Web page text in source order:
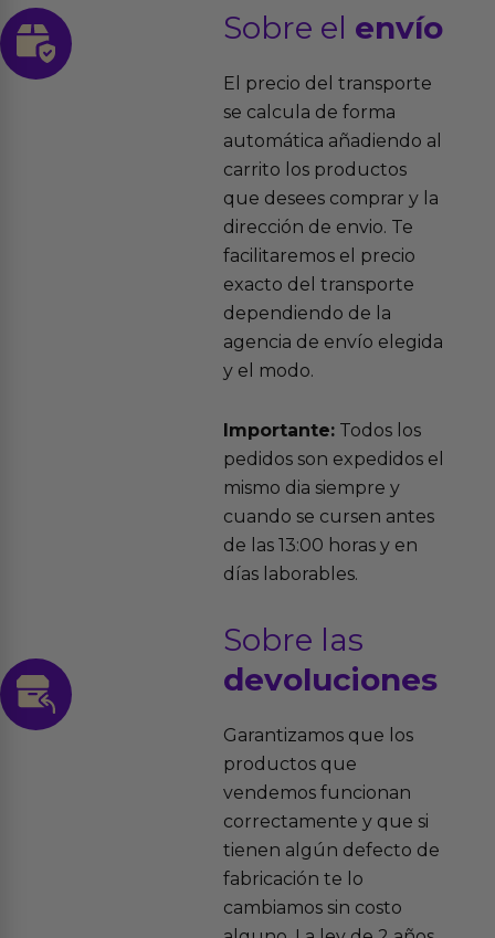
Sobre el envío
El precio del transporte
se calcula de forma
automática añadiendo al
carrito los productos
que desees comprar y la
dirección de envio. Te
facilitaremos el precio
exacto del transporte
dependiendo de la
agencia de envío elegida
y el modo.
Importante:Todos los
pedidos son expedidos el
mismo dia siempre y
cuando se cursen antes
de las 13:00 horas y en
días laborables.
Sobre las
devoluciones
Garantizamos que los
productos que
vendemos funcionan
correctamente y que si
tienen algún defecto de
fabricación te lo
cambiamos sin costo